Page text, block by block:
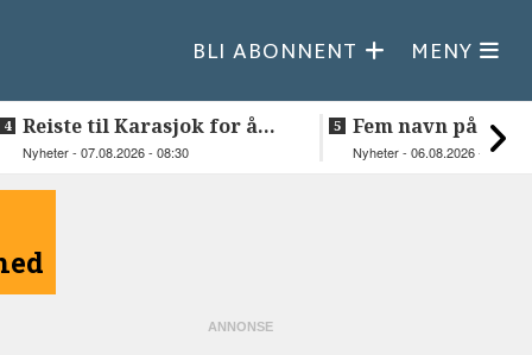
BLI ABONNENT MENY
Reiste til Karasjok for å
vie Ellen og Johan Anders
Nyheter - 07.08.2026 - 08:30
Fem navn på
til toppjobben i
Nyheter - 06.08.2026 - 15:03